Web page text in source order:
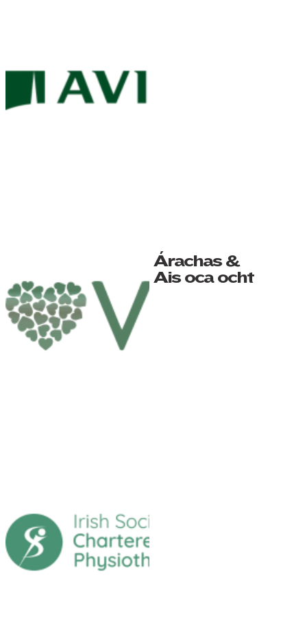
Árachas &
Aisíocaíocht